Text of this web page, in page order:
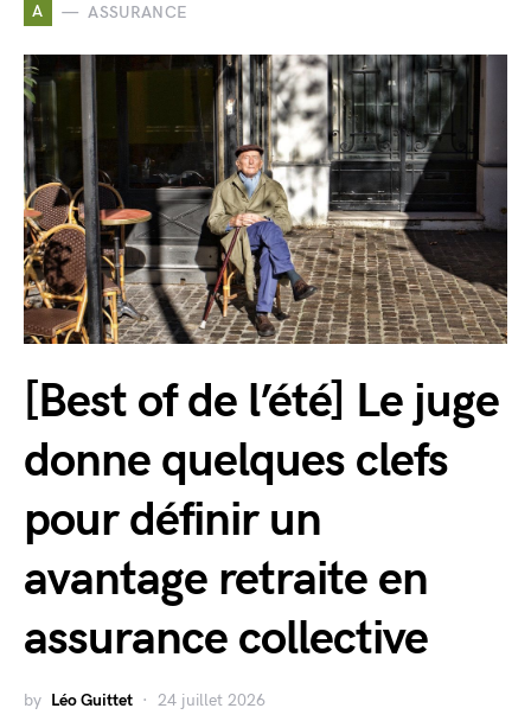
A ASSURANCE
[Best of de l’été] Le juge
donne quelques clefs
pour définir un
avantage retraite en
assurance collective
by Léo Guittet 24 juillet 2026